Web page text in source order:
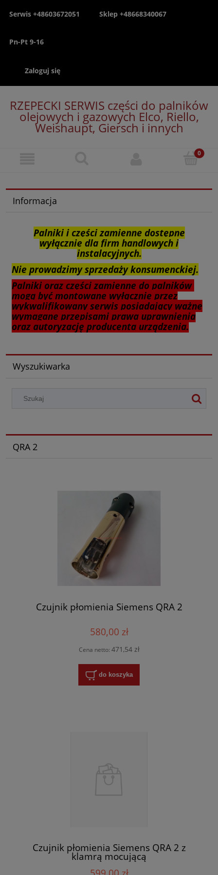
Serwis +48603672051 Sklep +48668340067
Pn-Pt 9-16
Zaloguj się
RZEPECKI SERWIS części do palników
olejowych i gazowych Elco, Riello,
Weishaupt, Giersch i innych
Informacja
Palniki i części zamienne dostępne
wyłącznie dla firm handlowych i
instalacyjnych.
Nie prowadzimy sprzedaży konsumenckiej.
Palniki oraz części zamienne do palników
mogą być montowane wyłącznie przez
wykwalifikowany serwis posiadający ważne
wymagane przepisami prawa uprawnienia
oraz autoryzację producenta urządzenia.
Wyszukiwarka
QRA 2
Czujnik płomienia Siemens QRA 2
580,00 zł
Cena netto: 471,54 zł
do koszyka
Czujnik płomienia Siemens QRA 2 z
klamrą mocującą